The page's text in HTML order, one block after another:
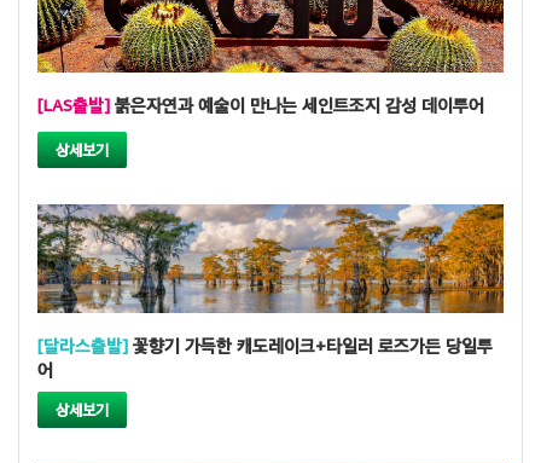
[LAS출발] 붉은자연과 예술이 만나는 세인트조지 감성 데이투어
상세보기
[달라스출발] 꽃향기 가득한 캐도레이크+타일러 로즈가든 당일투
어
상세보기